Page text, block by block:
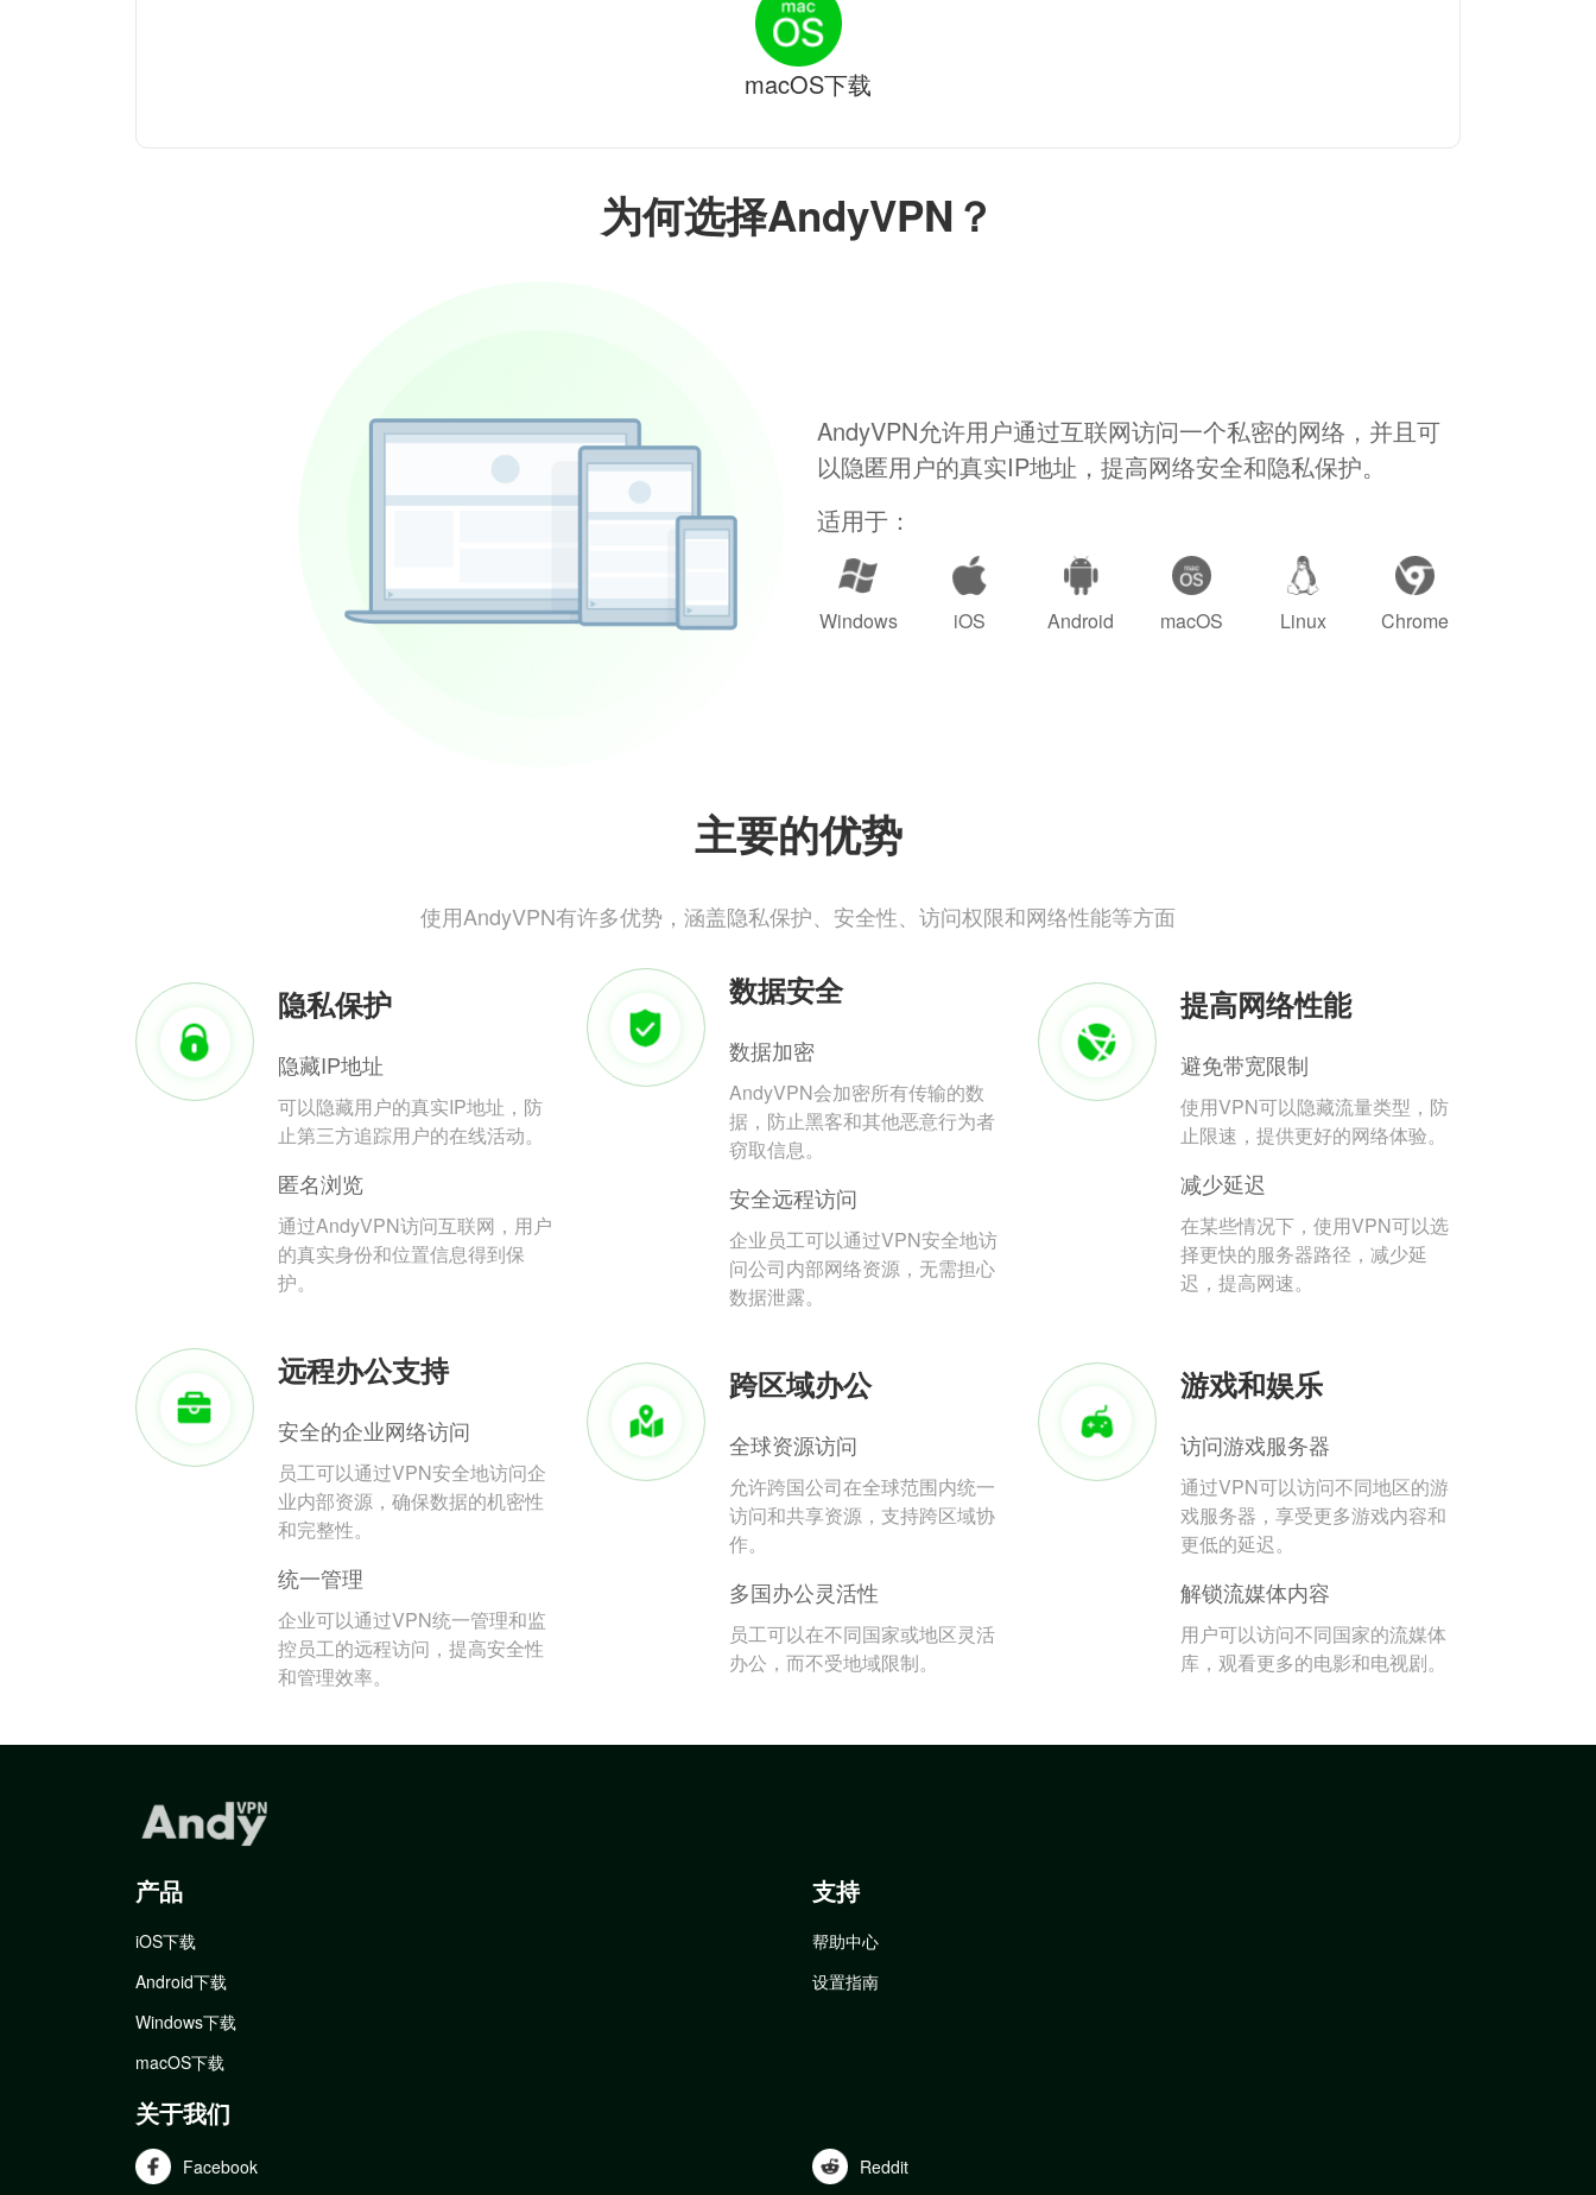
为何选择AndyVPN？
AndyVPN允许用户通过互联网访问一个私密的网络，并且可
以隐匿用户的真实IP地址，提高网络安全和隐私保护。
适用于：
Windows iOS Android macOS Linux Chrome
主要的优势
使用AndyVPN有许多优势，涵盖隐私保护、安全性、访问权限和网络性能等方面
隐私保护
隐藏IP地址
可以隐藏用户的真实IP地址，防
止第三方追踪用户的在线活动。
匿名浏览
通过AndyVPN访问互联网，用户
的真实身份和位置信息得到保
护。
数据安全
数据加密
AndyVPN会加密所有传输的数
据，防止黑客和其他恶意行为者
窃取信息。
安全远程访问
企业员工可以通过VPN安全地访
问公司内部网络资源，无需担心
数据泄露。
提高网络性能
避免带宽限制
使用VPN可以隐藏流量类型，防
止限速，提供更好的网络体验。
减少延迟
在某些情况下，使用VPN可以选
择更快的服务器路径，减少延
迟，提高网速。
远程办公支持
安全的企业网络访问
员工可以通过VPN安全地访问企
业内部资源，确保数据的机密性
和完整性。
统一管理
企业可以通过VPN统一管理和监
控员工的远程访问，提高安全性
和管理效率。
跨区域办公
全球资源访问
允许跨国公司在全球范围内统一
访问和共享资源，支持跨区域协
作。
多国办公灵活性
员工可以在不同国家或地区灵活
办公，而不受地域限制。
游戏和娱乐
访问游戏服务器
通过VPN可以访问不同地区的游
戏服务器，享受更多游戏内容和
更低的延迟。
解锁流媒体内容
用户可以访问不同国家的流媒体
库，观看更多的电影和电视剧。
macOS下载
产品
iOS下载
Android下载
Windows下载
macOS下载
支持
帮助中心
设置指南
关于我们
Facebook Reddit